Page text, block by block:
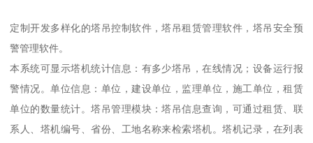
定制开发多样化的塔吊控制软件，塔吊租赁管理软件，塔吊安全预
警管理软件。
本系统可显示塔机统计信息：有多少塔吊，在线情况；设备运行报
警情况。单位信息：单位，建设单位，监理单位，施工单位，租赁
单位的数量统计。塔吊管理模块：塔吊信息查询，可通过租赁、联
系人、塔机编号、省份、工地名称来检索塔机。塔机记录，在列表